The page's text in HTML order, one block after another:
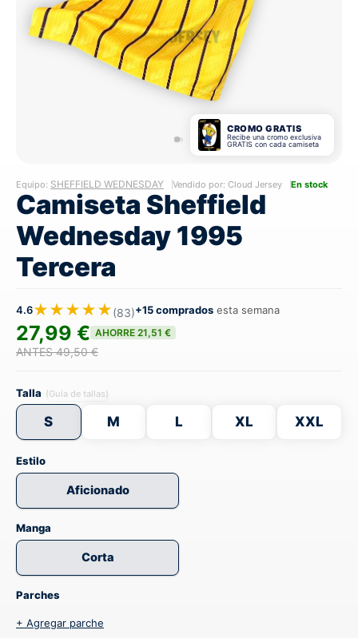
CROMO GRATIS
Recibe una cromo exclusiva
GRATIS con cada camiseta
Equipo: SHEFFIELD WEDNESDAY Vendido por: Cloud Jersey En stock
Camiseta Sheffield
Wednesday 1995
Tercera
4.6★★★★★(83)+15 comprados esta semana
27,99 € AHORRE 21,51 €
ANTES 49,50 €
Talla (Guía de tallas)
S M L XL XXL
Estilo
Aficionado
Manga
Corta
Parches
+ Agregar parche